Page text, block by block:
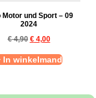
Motor und Sport – 09
2024
€4,90 €4,00
In winkelmand